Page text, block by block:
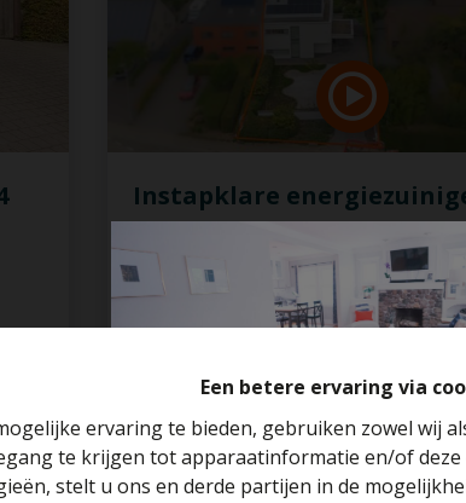
Een betere ervaring via
ervaring te bieden, gebruiken zowel wij
te krijgen tot apparaatinformatie en/of
stelt u ons en derde partijen in de
Instapklare
woning op een ruim
63ca)
1840 Steenhuffel
6 2 290 m² 2763 m²
Benieuwd naar de waarde van